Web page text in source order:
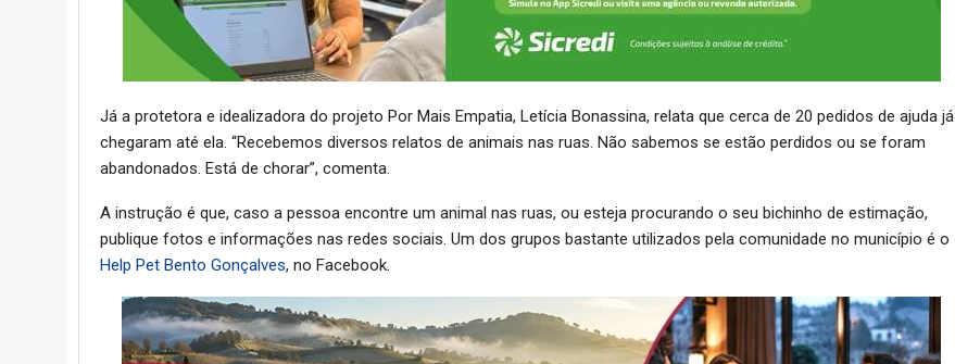
Já a protetora e idealizadora do projeto Por Mais Empatia, Letícia Bonassina, relata que cerca de 20 pedidos de ajuda já
chegaram até ela. “Recebemos diversos relatos de animais nas ruas. Não sabemos se estão perdidos ou se foram
abandonados. Está de chorar”, comenta.
A instrução é que, caso a pessoa encontre um animal nas ruas, ou esteja procurando o seu bichinho de estimação,
publique fotos e informações nas redes sociais. Um dos grupos bastante utilizados pela comunidade no município é o
Help Pet Bento Gonçalves, no Facebook.